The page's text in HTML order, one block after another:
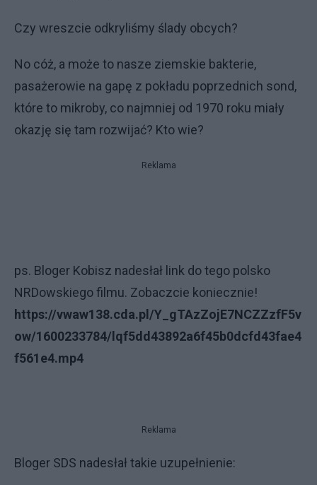
Czy wreszcie odkryliśmy ślady obcych?
No cóż, a może to nasze ziemskie bakterie,
pasażerowie na gapę z pokładu poprzednich sond,
które to mikroby, co najmniej od 1970 roku miały
okazję się tam rozwijać? Kto wie?
Reklama
ps. Bloger Kobisz nadesłał link do tego polsko
NRDowskiego filmu. Zobaczcie koniecznie!
https://vwaw138.cda.pl/Y_gTAzZojE7NCZZzfF5v
ow/1600233784/lqf5dd43892a6f45b0dcfd43fae4
f561e4.mp4
Reklama
Bloger SDS nadesłał takie uzupełnienie: